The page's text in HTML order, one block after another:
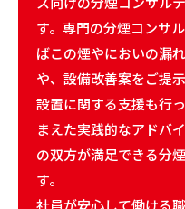
す。専門の分煙コンサ
ばこの煙やにおいの漏
や、設備改善案をご提
設置に関する支援も行
まえた実践的なアドバ
の双方が満足できる分
す。
社員が安心して働ける